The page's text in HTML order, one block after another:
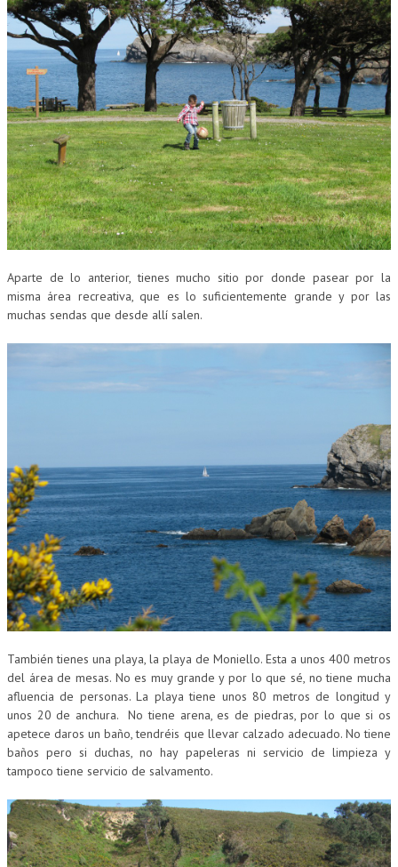
Aparte de lo anterior, tienes mucho sitio por donde pasear por la
misma área recreativa, que es lo suficientemente grande y por las
muchas sendas que desde allí salen.
También tienes una playa, la playa de Moniello. Esta a unos 400 metros
del área de mesas. No es muy grande y por lo que sé, no tiene mucha
afluencia de personas. La playa tiene unos 80 metros de longitud y
unos 20 de anchura. No tiene arena, es de piedras, por lo que si os
apetece daros un baño, tendréis que llevar calzado adecuado. No tiene
baños pero si duchas, no hay papeleras ni servicio de limpieza y
tampoco tiene servicio de salvamento.